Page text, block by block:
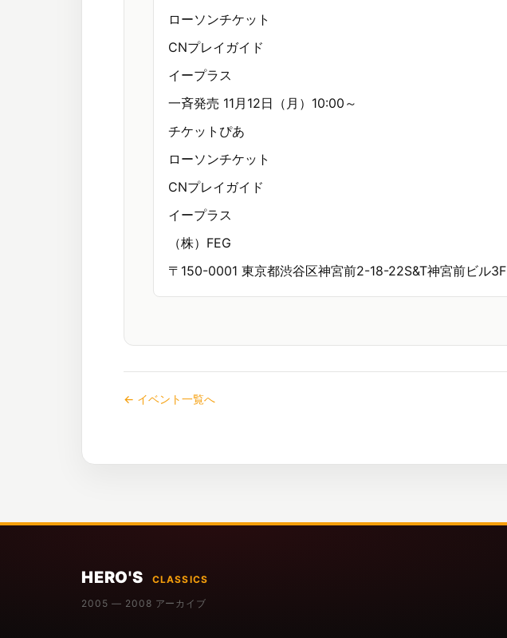
ローソンチケット
CNプレイガイド
イープラス
一斉発売 11月12日（月）10:00～
チケットぴあ
ローソンチケット
CNプレイガイド
イープラス
（株）FEG
〒150-0001 東京都渋谷区神宮前2-18-22S&T神宮前ビル3F
← イベント一覧へ
HERO'S
CLASSICS
2005 — 2008 アーカイブ